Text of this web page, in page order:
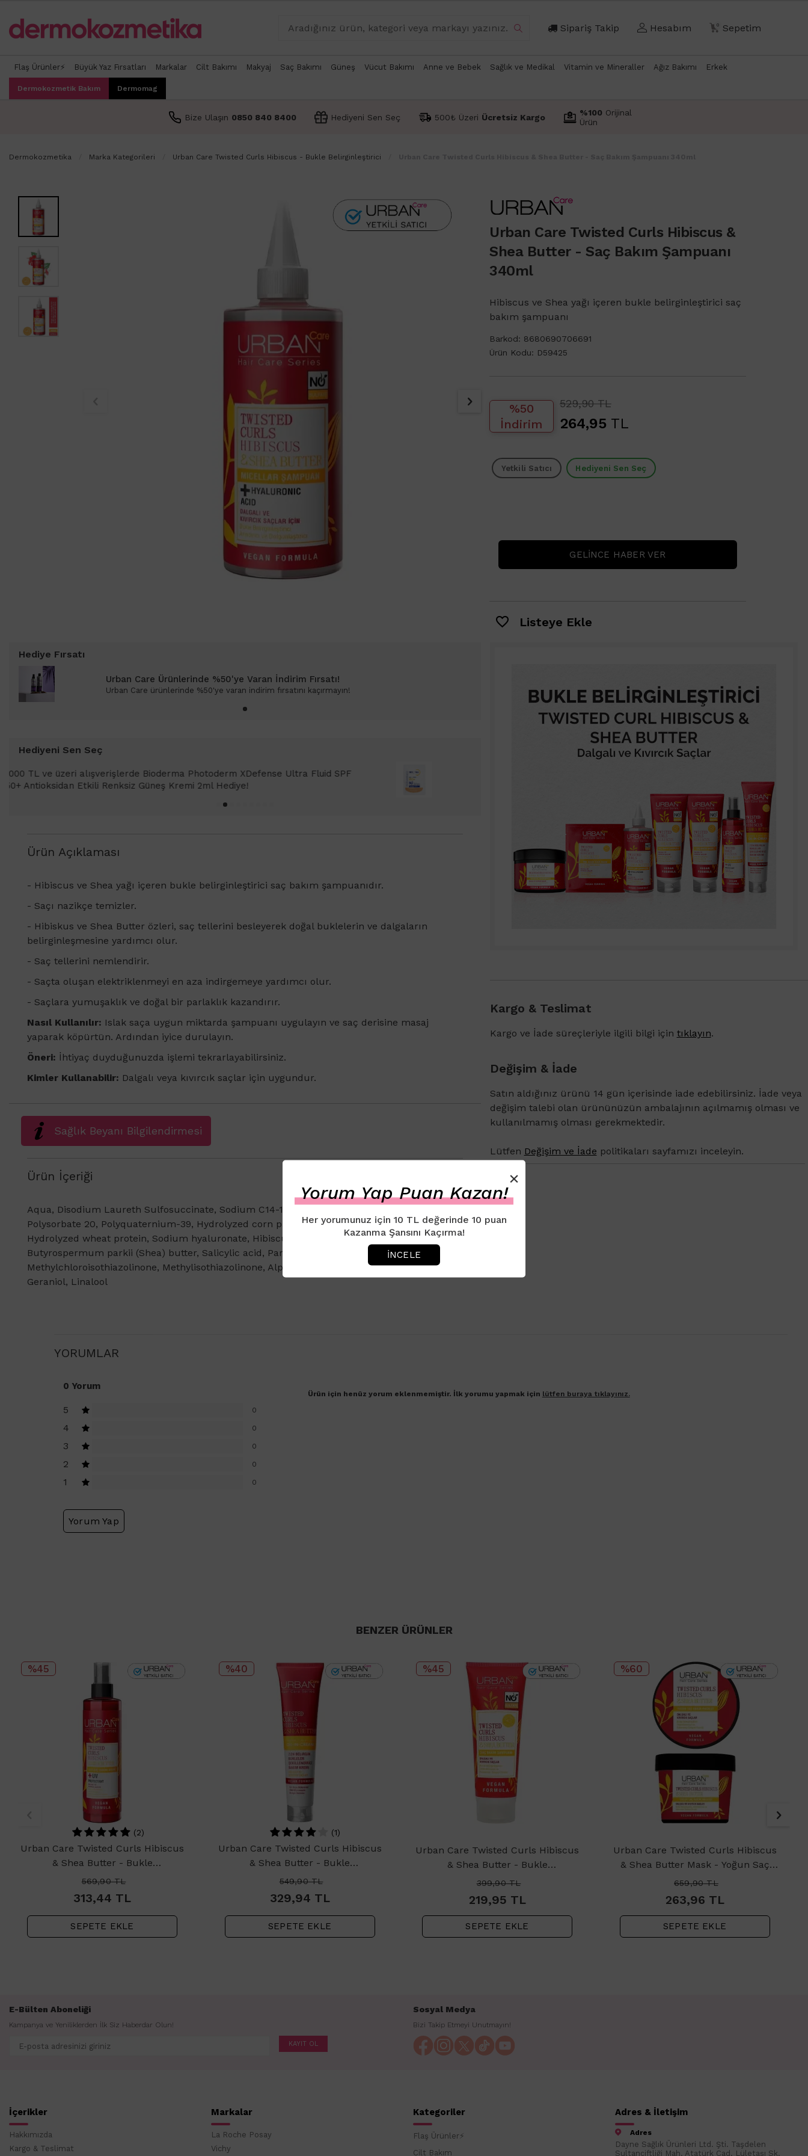
Sipariş Takip Hesabım 0 Sepetim
Flaş Ürünler⚡ Büyük Yaz Fırsatları Markalar Cilt Bakımı Makyaj Saç Bakımı Güneş Vücut Bakımı Anne ve Bebek Sağlık ve Medikal Vitamin ve Mineraller Ağız Bakımı Erkek
Dermokozmetik Bakım Dermomag
Bize Ulaşın 0850 840 8400 Hediyeni Sen Seç 500₺ Üzeri Ücretsiz Kargo %100 Orijinal
Ürün
Dermokozmetika Marka Kategorileri Urban Care Twisted Curls Hibiscus - Bukle Belirginleştirici
Urban Care Twisted Curls Hibiscus &
Shea Butter - Saç Bakım Şampuanı
340ml
Hibiscus ve Shea yağı içeren bukle belirginleştirici saç
bakım şampuanı
Barkod: 8680690706691
Ürün Kodu: D59425
%50
İndirim
529,90 TL
264,95 TL
Yetkili Satıcı Hediyeni Sen Seç
GELINCE HABER VER
Listeye Ekle
Hediye Fırsatı
Urban Care Ürünlerinde %50'ye Varan İndirim Fırsatı!
Urban Care ürünlerinde %50'ye varan indirim fırsatını kaçırmayın!
Hediyeni Sen Seç
1000 TL ve üzeri alışverişlerinizde Bioderma Photoderm XDefense Ultra Fluid
SPF 50+ Antioksidan Renkli Güneş Kremi Light 2ml hediye!
Ürün Açıklaması
- Hibiscus ve Shea yağı içeren bukle belirginleştirici saç bakım şampuanıdır.
- Saçı nazikçe temizler.
- Hibiskus ve Shea Butter özleri, saç tellerini besleyerek doğal buklelerin ve dalgaların
belirginleşmesine yardımcı olur.
- Saç tellerini nemlendirir.
- Saçta oluşan elektriklenmeyi en aza indirgemeye yardımcı olur.
- Saçlara yumuşaklık ve doğal bir parlaklık kazandırır.
Nasıl Kullanılır: Islak saça uygun miktarda şampuanı uygulayın ve saç derisine masaj
yaparak köpürtün. Ardından iyice durulayın.
Öneri: İhtiyaç duyduğunuzda işlemi tekrarlayabilirsiniz.
Kimler Kullanabilir: Dalgalı veya kıvırcık saçlar için uygundur.
Sağlık Beyanı Bilgilendirmesi
Ürün İçeriği
Aqua, Disodium Laureth Sulfosuccinate, Sodium C14-16 Olefin Sulfonate, Glycerin,
Polysorbate 20, Polyquaternium-39, Hydrolyzed corn protein, Hydrolyzed soy protein,
Hydrolyzed wheat protein, Sodium hyaluronate, Hibiscus sabdariffa flower extract,
Butyrospermum parkii (Shea) butter, Salicylic acid, Parfum, Benzyl alcohol,
Methylchloroisothiazolinone, Methylisothiazolinone, Alpha-isomethylionone, Benzyl alcohol,
Geraniol, Linalool
Kargo & Teslimat
Kargo ve İade süreçleriyle ilgili bilgi için tıklayın.
Değişim & İade
Satın aldığınız ürünü 14 gün içerisinde iade edebilirsiniz. İade veya
değişim talebi olan ürününüzün ambalajının açılmamış olması ve
kullanılmamış olması gerekmektedir.
Lütfen Değişim ve İade politikaları sayfamızı inceleyin.
YORUMLAR
0 Yorum
5 0
4 0
3 0
2 0
1 0
Yorum Yap
Ürün için henüz yorum eklenmemiştir. İlk yorumu yapmak için lütfen buraya tıklayınız.
×
Yorum Yap Puan Kazan!
Her yorumunuz için 10 TL değerinde 10 puan
Kazanma Şansını Kaçırma!
İNCELE
BENZER ÜRÜNLER
%45
(2)
Urban Care Twisted Curls Hibiscus
& Shea Butter - Bukle
Belirginleştirici Sıvı Saç Kremi
200ml
569,90TL
313,44 TL
SEPETE EKLE
%40
(1)
Urban Care Twisted Curls Hibiscus
& Shea Butter - Bukle
Belirginleştirici Durulanmayan Saç
Kremi 200ml
549,90TL
329,94 TL
SEPETE EKLE
%45
Urban Care Twisted Curls Hibiscus
& Shea Butter - Bukle
Belirginleştirici Saç Şampuanı
399,90TL
219,95 TL
SEPETE EKLE
%60
Urban Care Twisted Curls Hibiscus
& Shea Butter Mask - Yoğun Saç
Bakım Maskesi 230ml
659,90TL
263,96 TL
SEPETE EKLE
E-Bülten Aboneliği
Kampanya ve Yeniliklerden İlk Siz Haberdar Olun!
KAYIT OL
Sosyal Medya
Bizi Takip Etmeyi Unutmayın!
İçerikler
Hakkımızda
Kargo & Teslimat
Markalar
La Roche Posay
Vichy
Kategoriler
Flaş Ürünler⚡
Cilt Bakım
Adres & İletişim
Adres
Dayne Sağlık Ürünleri Ltd. Şti. Taşdelen
Sultançiftliği Mah. Atatürk Cad. Lületaşı Sk.